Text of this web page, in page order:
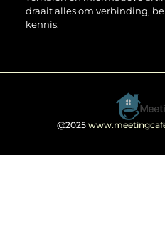
draait alles om verbinding,
kennis.
@2025